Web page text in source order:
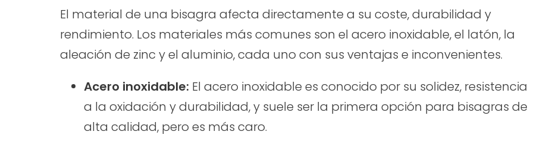
El material de una bisagra afecta directamente a su coste, durabilidad y
rendimiento. Los materiales más comunes son el acero inoxidable, el latón, la
aleación de zinc y el aluminio, cada uno con sus ventajas e inconvenientes.
Acero inoxidable: El acero inoxidable es conocido por su solidez, resistencia
a la oxidación y durabilidad, y suele ser la primera opción para bisagras de
alta calidad, pero es más caro.